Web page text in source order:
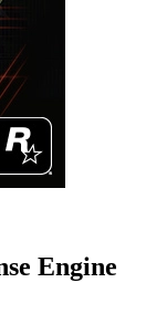
Engine